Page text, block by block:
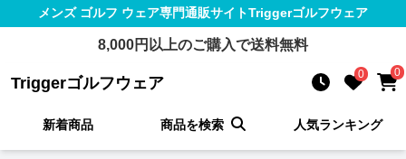
メンズ ゴルフ ウェア専門通販サイトTriggerゴルフウェア
8,000円以上のご購入で送料無料
Triggerゴルフウェア 0 0
新着商品 商品を検索 人気ランキング